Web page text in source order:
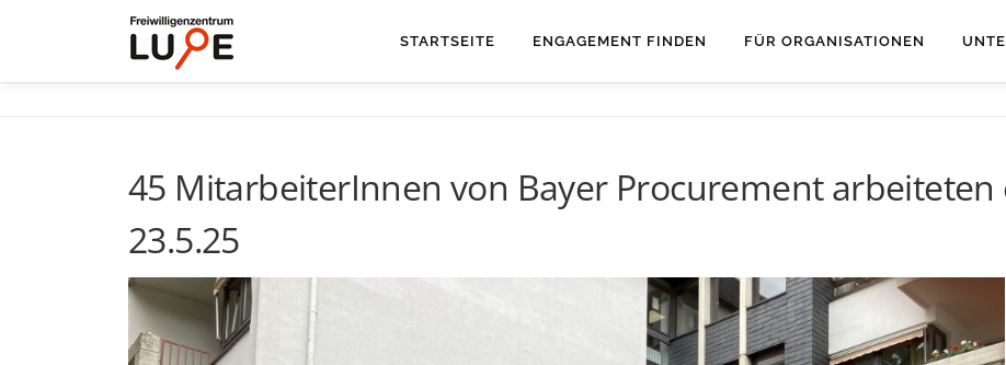
STARTSEITE ENGAGEMENT FINDEN FÜR ORGANISATIONEN
45 MitarbeiterInnen von Bayer Procurement
23.5.25